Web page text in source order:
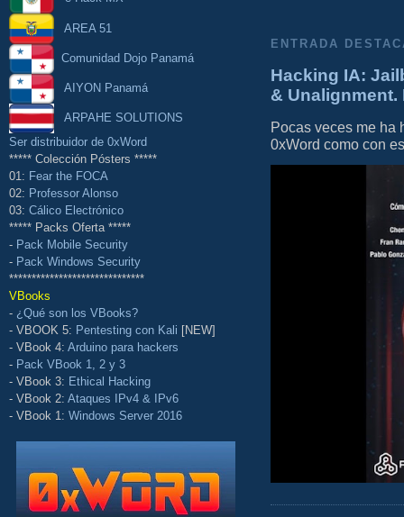
AREA 51
Comunidad Dojo Panamá
AIYON Panamá
ARPAHE SOLUTIONS
Ser distribuidor de 0xWord
***** Colección Pósters *****
01: Fear the FOCA
02: Professor Alonso
03: Cálico Electrónico
***** Packs Oferta *****
- Pack Mobile Security
- Pack Windows Security
******************************
VBooks
- ¿Qué son los VBooks?
- VBOOK 5: Pentesting con Kali [NEW]
- VBook 4: Arduino para hackers
- Pack VBook 1, 2 y 3
- VBook 3: Ethical Hacking
- VBook 2: Ataques IPv4 & IPv6
- VBook 1: Windows Server 2016
ENTRADA
Hacking IA:
&
Pocas veces me ha
0xWord como con